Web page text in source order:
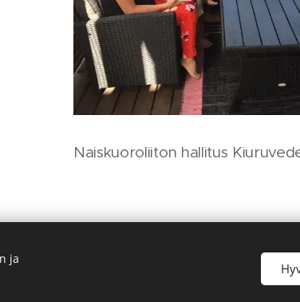
Naiskuoroliiton hallitus
Naiskuoroliitto ry
ja